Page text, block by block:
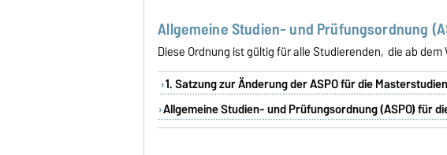
Allgemeine Studien- und Prüfungsordnung
Diese Ordnung ist gültig für alle Studierenden, die ab
1. Satzung zur Änderung der ASPO für die
Allgemeine Studien- und Prüfungsordnung (ASPO) für